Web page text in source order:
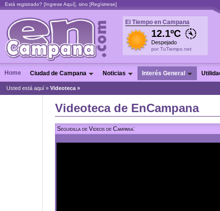
Está registrado? [Ingrese Aquí], sino [Regístrese]
El Tiempo en Campana
12.1ºC
Despejado
por TuTiempo.net
Home Ciudad de Campana Noticias Interés General
Usted está aquí » Videoteca »
Videoteca de EnCampana
Seguidilla de Videos de Campana: